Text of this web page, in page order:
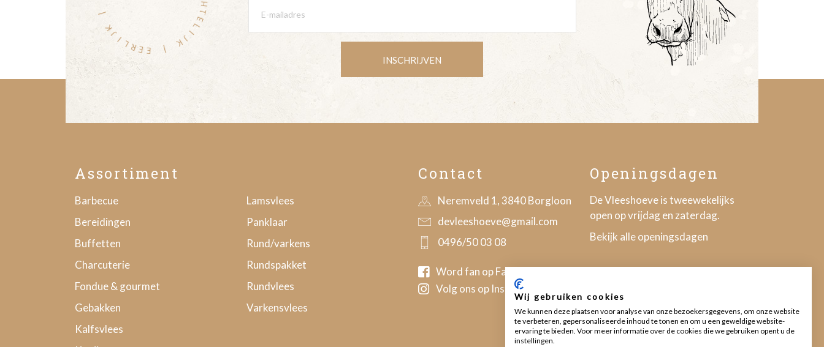
H
T
E
L
I
J
K
|
E
E
R
L
I
J
K
|
INSCHRIJVEN
Assortiment
Barbecue
Bereidingen
Buffetten
Charcuterie
Fondue & gourmet
Gebakken
Kalfsvlees
Lamsvlees
Panklaar
Rund/varkens
Rundspakket
Rundvlees
Varkensvlees
Contact
Neremveld 1, 3840 Borgloon
devleeshoeve@gmail.com
0496/50 03 08
Word fan op Facebook
Volg ons op Instagram
Openingsdagen
De Vleeshoeve is tweewekelijks
open op vrijdag en zaterdag.
Bekijk alle openingsdagen
Disclaimer|Privacy|Cookies
Wij gebruiken cookies
We kunnen deze plaatsen voor analyse van onze bezoekersgegevens, om onze website
te verbeteren, gepersonaliseerde inhoud te tonen en om u een geweldige website-
ervaring te bieden. Voor meer informatie over de cookies die we gebruiken opent u de
instellingen.